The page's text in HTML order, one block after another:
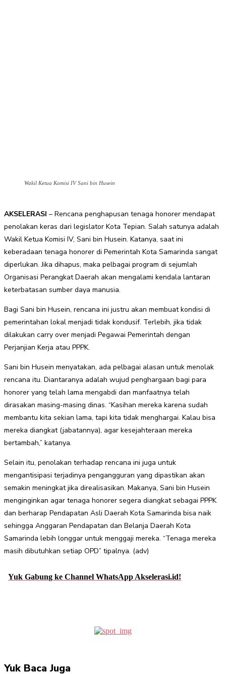
Wakil Ketua Komisi IV Sani bin Husein
AKSELERASI – Rencana penghapusan tenaga honorer mendapat
penolakan keras dari legislator Kota Tepian. Salah satunya adalah
Wakil Ketua Komisi IV, Sani bin Husein. Katanya, saat ini
keberadaan tenaga honorer di Pemerintah Kota Samarinda sangat
diperlukan. Jika dihapus, maka pelbagai program di sejumlah
Organisasi Perangkat Daerah akan mengalami kendala lantaran
keterbatasan sumber daya manusia.
Bagi Sani bin Husein, rencana ini justru akan membuat kondisi di
pemerintahan lokal menjadi tidak kondusif. Terlebih, jika tidak
dilakukan carry over menjadi Pegawai Pemerintah dengan
Perjanjian Kerja atau PPPK.
Sani bin Husein menyatakan, ada pelbagai alasan untuk menolak
rencana itu. Diantaranya adalah wujud penghargaan bagi para
honorer yang telah lama mengabdi dan manfaatnya telah
dirasakan masing-masing dinas. “Kasihan mereka karena sudah
membantu kita sekian lama, tapi kita tidak menghargai. Kalau bisa
mereka diangkat (jabatannya), agar kesejahteraan mereka
bertambah,” katanya.
Selain itu, penolakan terhadap rencana ini juga untuk
mengantisipasi terjadinya pengangguran yang dipastikan akan
semakin meningkat jika direalisasikan. Makanya, Sani bin Husein
menginginkan agar tenaga honorer segera diangkat sebagai PPPK
dan berharap Pendapatan Asli Daerah Kota Samarinda bisa naik
sehingga Anggaran Pendapatan dan Belanja Daerah Kota
Samarinda lebih longgar untuk menggaji mereka. “Tenaga mereka
masih dibutuhkan setiap OPD” tipalnya. (adv)
Yuk Gabung ke Channel WhatsApp Akselerasi.id!
Yuk Baca Juga